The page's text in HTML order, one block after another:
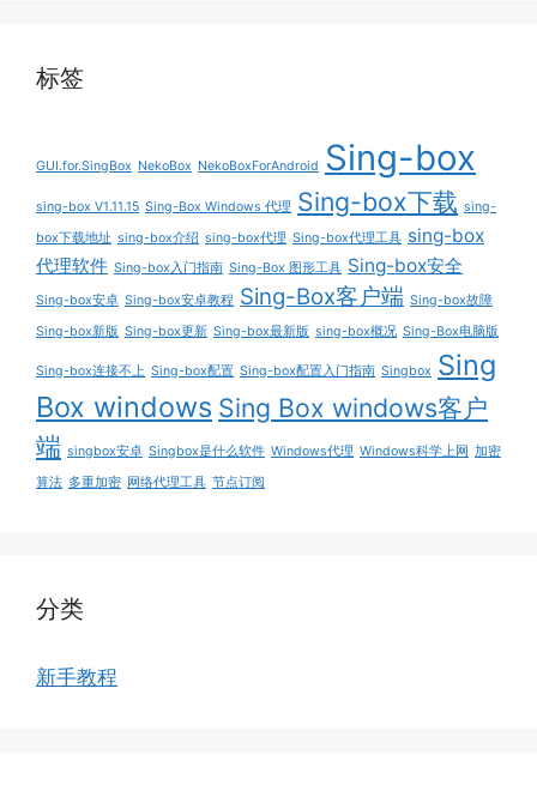
标签
GUI.for.SingBox NekoBox NekoBoxForAndroid Sing-box
sing-box V1.11.15 Sing-Box Windows 代理 Sing-box下载 sing-
box下载地址 sing-box介绍 sing-box代理 Sing-box代理工具 sing-box
代理软件 Sing-box入门指南 Sing-Box 图形工具 Sing-box安全
Sing-box安卓 Sing-box安卓教程 Sing-Box客户端 Sing-box故障
Sing-box新版 Sing-box更新 Sing-box最新版 sing-box概况 Sing-Box电脑版
Sing-box连接不上 Sing-box配置 Sing-box配置入门指南 Singbox Sing
Box windows Sing Box windows客户
端 singbox安卓 Singbox是什么软件 Windows代理 Windows科学上网 加密
算法 多重加密 网络代理工具 节点订阅
分类
新手教程